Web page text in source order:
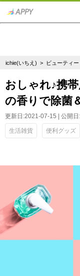
ichie(いちえ) > ビューティー
おしゃれ♪携
の香りで除菌
更新日:2021-07-15 | 公開
生活雑貨 便利グッズ